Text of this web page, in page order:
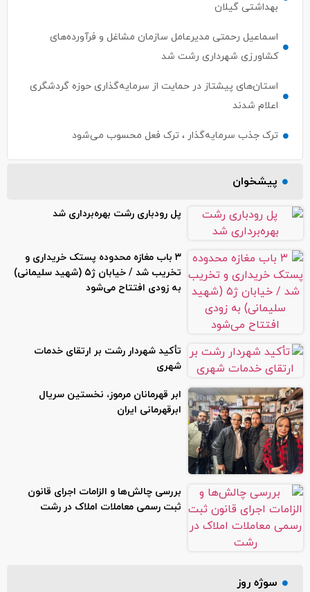
بهداشتی گیلان
اسماعیل رحمتی مدیرعامل سازمان مشاغل و فرآورده‌های
کشاورزی شهرداری رشت شد
استان‌های پیشتاز در حمایت از سرمایه‌گذاری حوزه گردشگری
اعلام شدند
ترک جذب سرمایه‌گذار ، ترک فعل محسوب می‌شود
پیشخوان
پل رودباری رشت بهره‌برداری شد
۳ باب مغازه محدوده پستک خریداری و
تخریب شد / خیابان ژ۵ (شهید سلیمانی)
به زودی افتتاح می‌شود
تأکید شهردار رشت بر ارتقای خدمات
شهری
ابر قهرمانان مرموز، نخستین سریال
ابرقهرمانی ایران
بررسی چالش‌ها و الزامات اجرای قانون
ثبت رسمی معاملات املاک در رشت
سوژه روز